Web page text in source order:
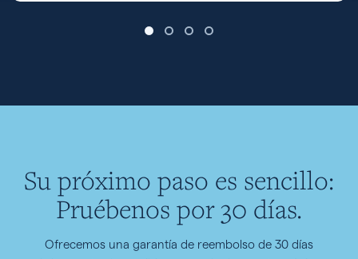
Su próximo paso es sencillo:
Pruébenos por 30 días.
Ofrecemos una garantía de reembolso de 30 días